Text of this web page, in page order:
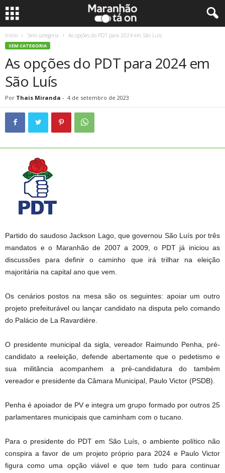
Início Sem categoria As opções do PDT para 2024 em São Luís
SEM CATEGORIA
As opções do PDT para 2024 em
São Luís
Por Thais Miranda - 4 de setembro de 2023
Partido do saudoso Jackson Lago, que governou São Luís por três
mandatos e o Maranhão de 2007 a 2009, o PDT já iniciou as
discussões para definir o caminho que irá trilhar na eleição
majoritária na capital ano que vem.
Os cenários postos na mesa são os seguintes: apoiar um outro
projeto prefeiturável ou lançar candidato na disputa pelo comando
do Palácio de La Ravardière.
O presidente municipal da sigla, vereador Raimundo Penha, pré-
candidato a reeleição, defende abertamente que o pedetismo e
sua militância acompanhem a pré-candidatura do também
vereador e presidente da Câmara Municipal, Paulo Victor (PSDB).
Penha é apoiador de PV e integra um grupo formado por outros 25
parlamentares municipais que caminham com o tucano.
Para o presidente do PDT em São Luís, o ambiente político não
conspira a favor de um projeto próprio para 2024 e Paulo Victor
figura como uma opção viável e que tem tudo para continuar